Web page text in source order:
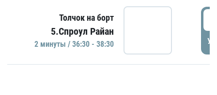
Толчок на борт
5.Спроул Райан
2 минуты / 36:30 - 38:30